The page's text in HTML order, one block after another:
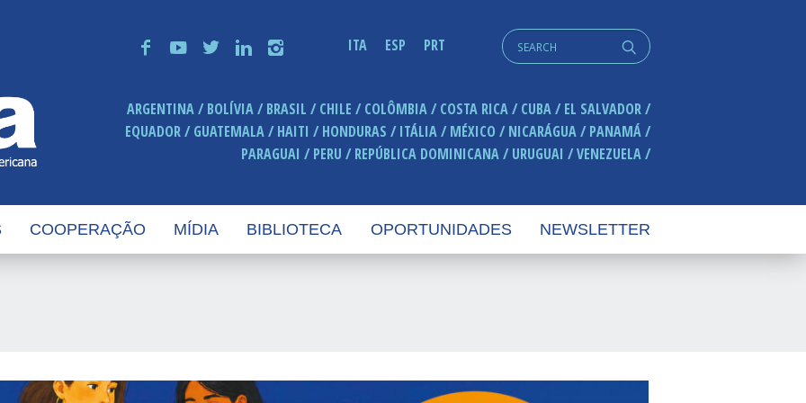
f y t n i ITA ESP PRT q
Search
for:
ARGENTINA BOLÍVIA BRASIL CHILE COLÔMBIA COSTA RICA CUBA
EL SALVADOR
EQUADOR
GUATEMALA HAITI HONDURAS ITÁLIA MÉXICO NICARÁGUA
PANAMÁ
PARAGUAI
PERU REPÚBLICA DOMINICANA URUGUAI VENEZUELA
COOPERAÇÃO MÍDIA BIBLIOTECA OPORTUNIDADES NEWSLETTER